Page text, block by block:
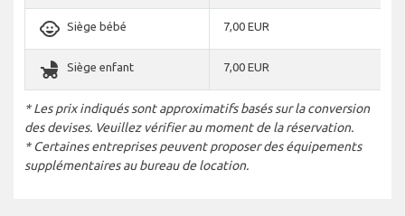
child_care Siège bébé 7,00 EUR
child_friendly Siège enfant 7,00 EUR
* Les prix indiqués sont approximatifs basés sur la conversion
des devises. Veuillez vérifier au moment de la réservation.
* Certaines entreprises peuvent proposer des équipements
supplémentaires au bureau de location.